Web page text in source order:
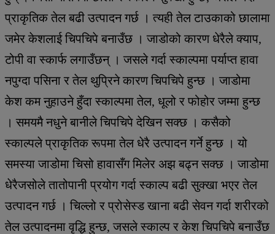
प्राकृतिक तेल बढी उत्पादन गर्छ । त्यही तेल टाउकाको छालामा
जमेर केशलाई चिपचिपे बनाउँछ । जाडोको कारण धेरैले क्याप,
टोपी वा स्कार्फ लगाउँछन् । जसले गर्दा स्काल्पमा पर्याप्त हावा
नपुग्दा पसिना र तेल थुप्रिने कारण चिपचिपे हुन्छ । जाडोमा
केश कम नुहाउने हुँदा स्काल्पमा तेल, धूलो र फोहोर जम्मा हुन्छ
। समयमै नधुने बानीले चिपचिपे देखिन सक्छ । कसैको
स्काल्पले प्राकृतिक रूपमा तेल धेरै उत्पादन गर्ने हुन्छ । यो
समस्या जाडोमा चिसो हावासँग मिलेर अझ बढ्न सक्छ । जाडोमा
धेरैजसोले तातोपानी प्रयोग गर्दा स्काल्प बढी सुक्खा भएर तेल
उत्पादन गर्छ । चिल्लो र प्रोसेस्ड खाना बढी सेवन गर्दा शरीरको
तेल उत्पादनमा वृद्धि हुन्छ, जसले स्काल्प र केश चिपचिपे बनाउँछ